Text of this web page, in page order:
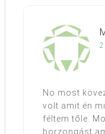
No most
volt amit én
féltem tőle.
borzongást